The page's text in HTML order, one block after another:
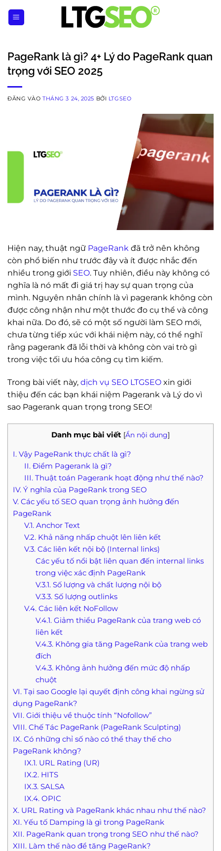
qua
PageRank là gì? 4+ Lý do PageRank quan
trọng với SEO 2025
ĐĂNG VÀOTHÁNG 3 24, 2025 BỞI LTGSEO
Hiện nay, thuật ngữ PageRank đã trở nên không
còn phổ biến như trước đây và ít được nhắc đến
nhiều trong giới SEO. Tuy nhiên, điều này không có
nghĩa là nó mất đi giá trị hay sự quan trọng của
mình. Nguyên nhân chính là vì pagerank không còn
được công nhận như một thước đo cụ thể và công
khai nữa. Do đó, sẽ có một số người làm SEO mới,
chưa từng tiếp xúc với khái niệm này, có thể nghĩ
rằng pagerank đã lỗi thời và không còn vai trò gì
trong việc tối ưu hóa công cụ tìm kiếm.
Trong bài viết này, dịch vụ SEO LTGSEO xin giới
thiệu đến các bạn khái niệm Pagerank và Lý do vì
sao Pagerank quan trọng trong SEO!
Danh mục bài viết [Ẩn nội dung]
I. Vậy PageRank thực chất là gì?
II. Điểm Pagerank là gì?
III. Thuật toán Pagerank hoạt động như thế nào?
IV. Ý nghĩa của PageRank trong SEO
V. Các yếu tố SEO quan trọng ảnh hưởng đến
PageRank
V.1. Anchor Text
V.2. Khả năng nhấp chuột lên liên kết
V.3. Các liên kết nội bộ (Internal links)
Các yếu tố nổi bật liên quan đến internal links
trong việc xác định PageRank
V.3.1. Số lượng và chất lượng nội bộ
V.3.3. Số lượng outlinks
V.4. Các liên kết NoFollow
V.4.1. Giảm thiểu PageRank của trang web có
liên kết
V.4.3. Không gia tăng PageRank của trang web
đích
V.4.3. Không ảnh hưởng đến mức độ nhấp
chuột
VI. Tại sao Google lại quyết định công khai ngừng sử
dụng PageRank?
VII. Giới thiệu về thuộc tính “Nofollow”
VIII. Chế Tác PageRank (PageRank Sculpting)
IX. Có những chỉ số nào có thể thay thế cho
PageRank không?
IX.1. URL Rating (UR)
IX.2. HITS
IX.3. SALSA
IX.4. OPIC
X. URL Rating và PageRank khác nhau như thế nào?
XI. Yếu tố Damping là gì trong PageRank
XII. PageRank quan trọng trong SEO như thế nào?
XIII. Làm thế nào để tăng PageRank?